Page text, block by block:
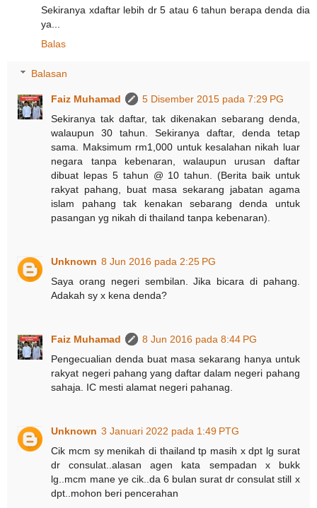
Sekiranya xdaftar lebih dr 5 atau 6 tahun berapa denda dia
ya...
Balas
Balasan
Faiz Muhamad
5 Disember 2015 pada 7:29 PG
Sekiranya tak daftar, tak dikenakan sebarang denda,
walaupun 30 tahun. Sekiranya daftar, denda tetap
sama. Maksimum rm1,000 untuk kesalahan nikah luar
negara tanpa kebenaran, walaupun urusan daftar
dibuat lepas 5 tahun @ 10 tahun. (Berita baik untuk
rakyat pahang, buat masa sekarang jabatan agama
islam pahang tak kenakan sebarang denda untuk
pasangan yg nikah di thailand tanpa kebenaran).
Unknown 8 Jun 2016 pada 2:25 PG
Saya orang negeri sembilan. Jika bicara di pahang.
Adakah sy x kena denda?
Faiz Muhamad
8 Jun 2016 pada 8:44 PG
Pengecualian denda buat masa sekarang hanya untuk
rakyat negeri pahang yang daftar dalam negeri pahang
sahaja. IC mesti alamat negeri pahanag.
Unknown 3 Januari 2022 pada 1:49 PTG
Cik mcm sy menikah di thailand tp masih x dpt lg surat
dr consulat..alasan agen kata sempadan x bukk
lg..mcm mane ye cik..da 6 bulan surat dr consulat still x
dpt..mohon beri pencerahan